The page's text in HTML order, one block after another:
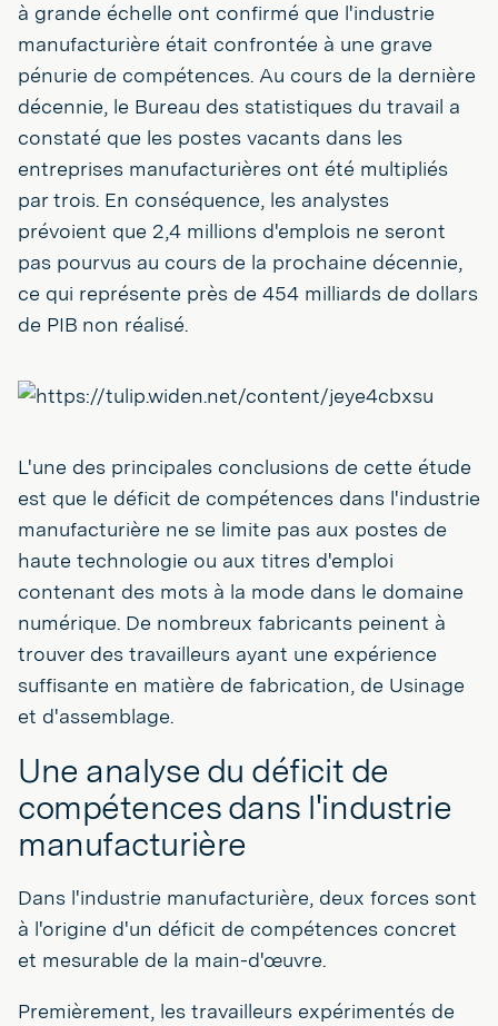
à grande échelle ont confirmé que l'industrie
manufacturière était confrontée à une grave
pénurie de compétences. Au cours de la dernière
décennie, le Bureau des statistiques du travail a
constaté que les postes vacants dans les
entreprises manufacturières ont été multipliés
par trois. En conséquence, les analystes
prévoient que 2,4 millions d'emplois ne seront
pas pourvus au cours de la prochaine décennie,
ce qui représente près de 454 milliards de dollars
de PIB non réalisé.
L'une des principales conclusions de cette étude
est que le déficit de compétences dans l'industrie
manufacturière ne se limite pas aux postes de
haute technologie ou aux titres d'emploi
contenant des mots à la mode dans le domaine
numérique. De nombreux fabricants peinent à
trouver des travailleurs ayant une expérience
suffisante en matière de fabrication, de Usinage
et d'assemblage.
Une analyse du déficit de
compétences dans l'industrie
manufacturière
Dans l'industrie manufacturière, deux forces sont
à l'origine d'un déficit de compétences concret
et mesurable de la main-d'œuvre.
Premièrement, les travailleurs expérimentés de